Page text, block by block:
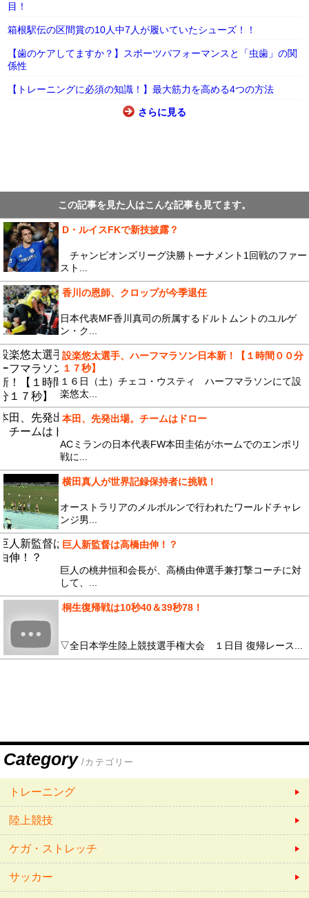
目！
箱根駅伝の区間賞の10人中7人が履いていたシューズ！！
【歯のケアしてますか？】スポーツパフォーマンスと「虫歯」の関
係性
【トレーニングに必須の知識！】最大筋力を高める4つの方法
さらに見る
この記事を見た人はこんな記事も見てます。
D・ルイスFKで新技披露？
チャンピオンズリーグ決勝トーナメント1回戦のファー
スト...
香川の恩師、クロップが今季退任
日本代表MF香川真司の所属するドルトムントのユルゲ
ン・ク...
設楽悠太選手、ハーフマラソン日本新！【１時間００分
１７秒】
１６日（土）チェコ・ウスティ ハーフマラソンにて設
楽悠太...
本田、先発出場。チームはドロー
ACミランの日本代表FW本田圭佑がホームでのエンポリ
戦に...
横田真人が世界記録保持者に挑戦！
オーストラリアのメルボルンで行われたワールドチャレ
ンジ男...
巨人新監督は高橋由伸！？
巨人の桃井恒和会長が、高橋由伸選手兼打撃コーチに対
して、...
桐生復帰戦は10秒40＆39秒78！
▽全日本学生陸上競技選手権大会 １日目 復帰レース...
Category /カテゴリー
トレーニング
陸上競技
ケガ・ストレッチ
サッカー